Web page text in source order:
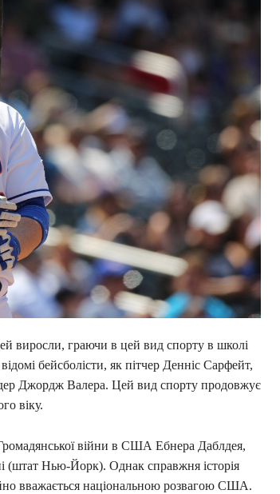
виросли, граючи в цей вид спорту в школі
бейсболісти, як пітчер Денніс Сарфейт,
Джордж Валера. Цей вид спорту продовжує
віку.
війни в США Ебнера Даблдея,
(штат Нью-Йорк). Однак справжня історія
вважається національною розвагою США.